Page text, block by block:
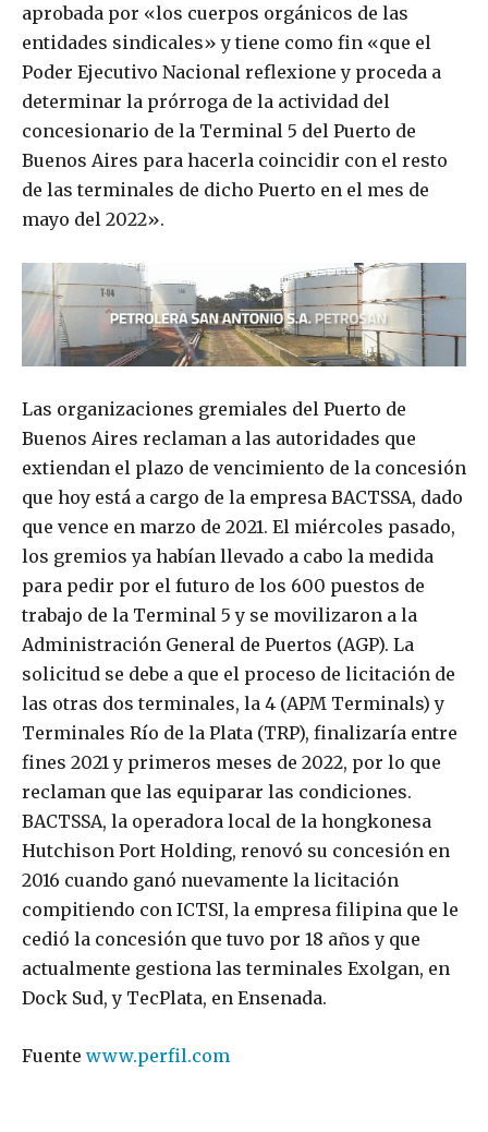
aprobada por «los cuerpos orgánicos de las
entidades sindicales» y tiene como fin «que el
Poder Ejecutivo Nacional reflexione y proceda a
determinar la prórroga de la actividad del
concesionario de la Terminal 5 del Puerto de
Buenos Aires para hacerla coincidir con el resto
de las terminales de dicho Puerto en el mes de
mayo del 2022».
Las organizaciones gremiales del Puerto de
Buenos Aires reclaman a las autoridades que
extiendan el plazo de vencimiento de la concesión
que hoy está a cargo de la empresa BACTSSA, dado
que vence en marzo de 2021. El miércoles pasado,
los gremios ya habían llevado a cabo la medida
para pedir por el futuro de los 600 puestos de
trabajo de la Terminal 5 y se movilizaron a la
Administración General de Puertos (AGP). La
solicitud se debe a que el proceso de licitación de
las otras dos terminales, la 4 (APM Terminals) y
Terminales Río de la Plata (TRP), finalizaría entre
fines 2021 y primeros meses de 2022, por lo que
reclaman que las equiparar las condiciones.
BACTSSA, la operadora local de la hongkonesa
Hutchison Port Holding, renovó su concesión en
2016 cuando ganó nuevamente la licitación
compitiendo con ICTSI, la empresa filipina que le
cedió la concesión que tuvo por 18 años y que
actualmente gestiona las terminales Exolgan, en
Dock Sud, y TecPlata, en Ensenada.
Fuente www.perfil.com